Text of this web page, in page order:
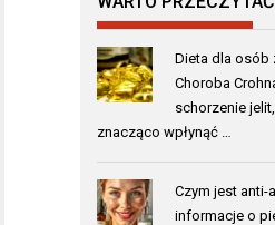
Dieta dla osób
Choroba
schorzenie
znacząco wpłynąć …
Czym jest anti-
informacje o